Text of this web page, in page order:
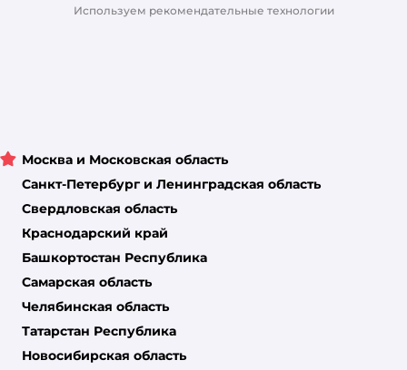
Используем рекомендательные технологии
Москва и Московская область
Санкт-Петербург и Ленинградская область
Свердловская область
Краснодарский край
Башкортостан Республика
Самарская область
Челябинская область
Татарстан Республика
Новосибирская область